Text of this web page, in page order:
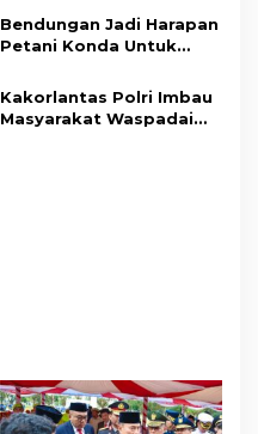
Kamtibmas Dan Aktif
Laporkan Gangguan Ke
110
Bendungan Jadi Harapan
Petani Konda Untuk
Padi
Kakorlantas Polri Imbau
Masyarakat Waspadai